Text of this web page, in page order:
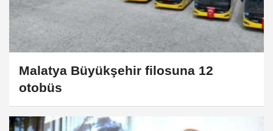
Malatya Büyükşehir filosuna 12
otobüs